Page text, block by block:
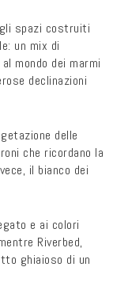
gli spazi costruiti
un mix di
mondo dei marmi
declinazioni
delle
che ricordano la
il bianco dei
e ai colori
Riverbed,
ghiaioso di un